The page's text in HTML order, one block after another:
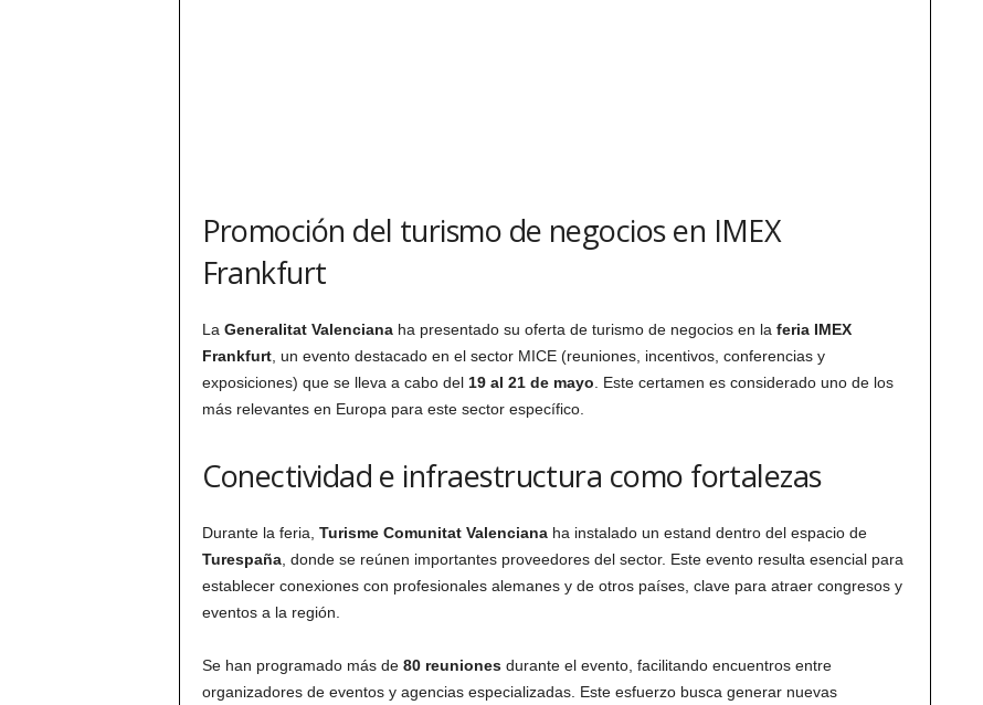
Promoción del turismo de negocios en IMEX
Frankfurt
La Generalitat Valencianaha presentado su oferta de turismo de negocios en la feria IMEX
Frankfurt, un evento destacado en el sector MICE (reuniones, incentivos, conferencias y
exposiciones) que se lleva a cabo del 19 al 21 de mayo. Este certamen es considerado uno de los
más relevantes en Europa para este sector específico.
Conectividad e infraestructura como fortalezas
Durante la feria, Turisme Comunitat Valencianaha instalado un estand dentro del espacio de
Turespaña, donde se reúnen importantes proveedores del sector. Este evento resulta esencial para
establecer conexiones con profesionales alemanes y de otros países, clave para atraer congresos y
eventos a la región.
Se han programado más de 80 reunionesdurante el evento, facilitando encuentros entre
organizadores de eventos y agencias especializadas. Este esfuerzo busca generar nuevas